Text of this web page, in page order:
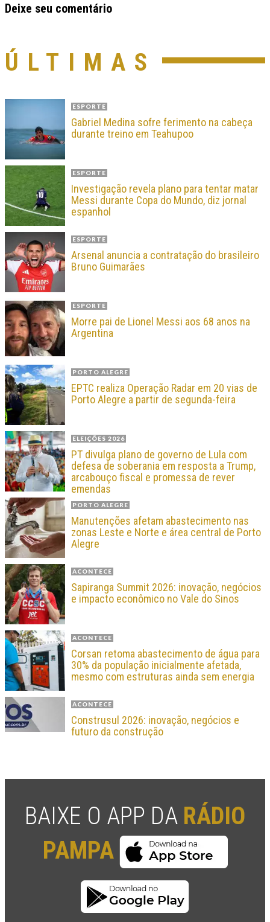
Deixe seu comentário
ÚLTIMAS
ESPORTE
Gabriel Medina sofre ferimento na cabeça
durante treino em Teahupoo
ESPORTE
Investigação revela plano para tentar matar
Messi durante Copa do Mundo, diz jornal
espanhol
ESPORTE
Arsenal anuncia a contratação do brasileiro
Bruno Guimarães
ESPORTE
Morre pai de Lionel Messi aos 68 anos na
Argentina
PORTO ALEGRE
EPTC realiza Operação Radar em 20 vias de
Porto Alegre a partir de segunda-feira
ELEIÇÕES 2026
PT divulga plano de governo de Lula com
defesa de soberania em resposta a Trump,
arcabouço fiscal e promessa de rever
emendas
PORTO ALEGRE
Manutenções afetam abastecimento nas
zonas Leste e Norte e área central de Porto
Alegre
ACONTECE
Sapiranga Summit 2026: inovação, negócios
e impacto econômico no Vale do Sinos
ACONTECE
Corsan retoma abastecimento de água para
30% da população inicialmente afetada,
mesmo com estruturas ainda sem energia
ACONTECE
Construsul 2026: inovação, negócios e
futuro da construção
BAIXE O APP DA RÁDIO
PAMPA